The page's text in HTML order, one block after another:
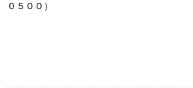
０５００）